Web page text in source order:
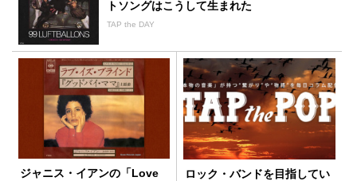
トソングはこうして生まれた
TAP the DAY
ジャニス・イアンの「Love
ロック・バンドを目指してい